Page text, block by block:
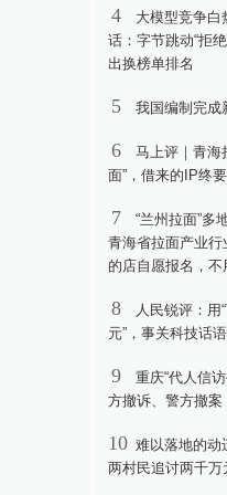
4
大模型竞争白
话：字节跳动“拒
出换榜单排名
5 我国编制完成
6
马上评｜青海
面”，借来的IP终
7
“兰州拉面”多
青海省拉面产业
的店自愿报名，不
8
人民锐评：用
元”，事关科技话
9
重庆“代人信
方撤诉、警方撤
10 难以落地的动
两村民追讨两千